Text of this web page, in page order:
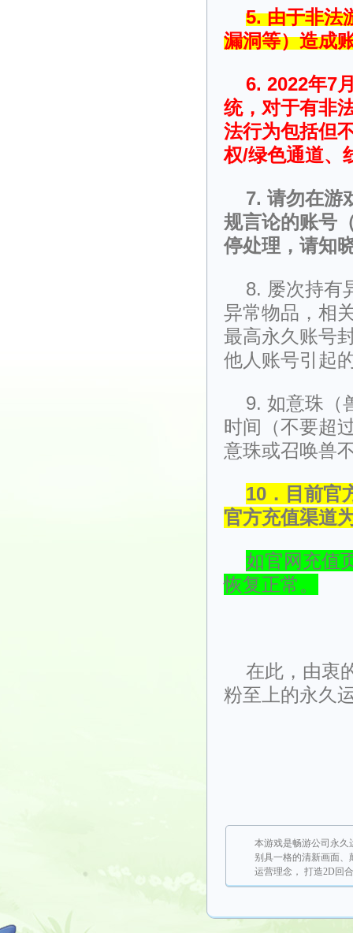
5. 由于非法
漏洞等）造成
6. 2022年7
统，对于有非
法行为包括但
权/绿色通道、
7. 请勿在游
规言论的账号
停处理，请知
8. 屡次持有
异常物品，相
最高永久账号
他人账号引起
9. 如意珠（
时间（不要超
意珠或召唤兽
10．目前官
官方充值渠道
如官网充值
恢复正常。
在此，由衷
粉至上的永久
本游戏是畅游公司永久
别具一格的清新画面
运营理念， 打造2D回